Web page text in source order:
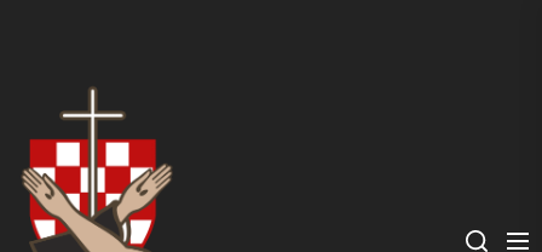
Search